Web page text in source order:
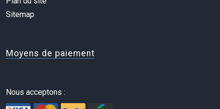
Sitemap
Moyens de paiement
Nous acceptons :